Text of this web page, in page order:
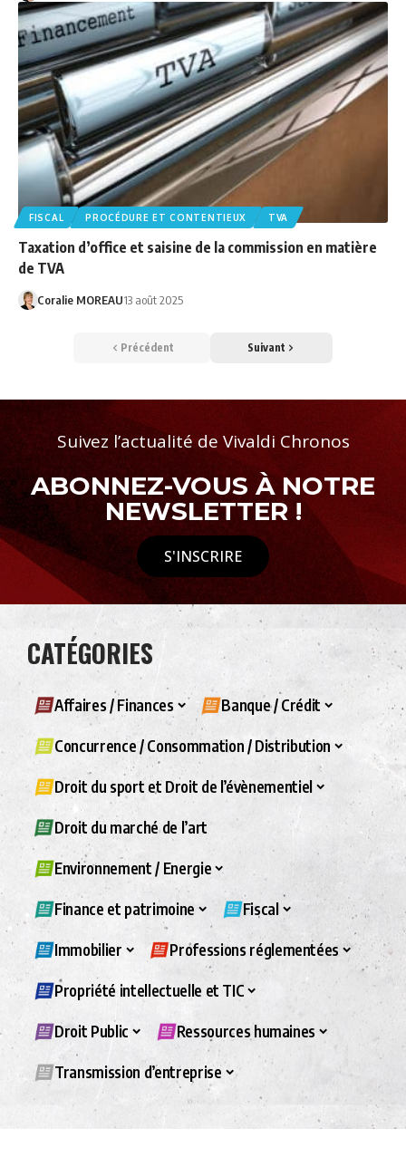
FISCAL PROCÉDURE ET CONTENTIEUX TVA
Taxation d’office et saisine de la commission en matière
de TVA
Coralie MOREAU13 août 2025
Précédent Suivant
Suivez l’actualité de Vivaldi Chronos
ABONNEZ-VOUS À NOTRE
NEWSLETTER !
S'INSCRIRE
CATÉGORIES
Affaires / Finances Banque / Crédit
Concurrence / Consommation / Distribution
Droit du sport et Droit de l’évènementiel
Droit du marché de l’art
Environnement / Energie
Finance et patrimoine Fiscal
Immobilier Professions réglementées
Propriété intellectuelle et TIC
Droit Public Ressources humaines
Transmission d’entreprise